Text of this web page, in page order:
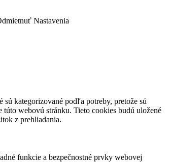
Nastavenia
kategorizované podľa potreby, pretože sú
webovú stránku. Tieto cookies budú uložené
z prehliadania.
funkcie a bezpečnostné prvky webovej